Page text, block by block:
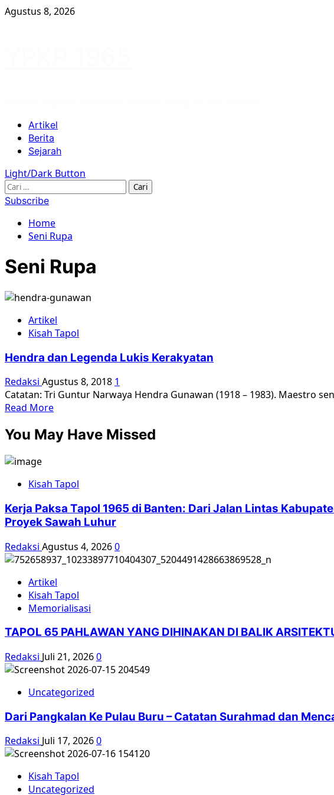
Skip
Agustus 8, 2026
Primary
Menu
Artikel
Berita
Sejarah
Light/Dark Button
Cari
untuk:
Subscribe
Home
Seni Rupa
Seni Rupa
Artikel
Kisah Tapol
Hendra dan Legenda Lukis Kerakyatan
Redaksi Agustus 8, 2018 1
Catatan: Tri Guntur Narwaya Hendra Gunawan (1918 – 1983). Maestro
Read MoreRead
about
Hendra
Lukis
You May Have Missed
Kisah Tapol
Kerja Paksa Tapol 1965 di Banten: Dari Jalan Lintas
Proyek Sawah Luhur
Redaksi Agustus 4, 20260
Artikel
Kisah Tapol
Memorialisasi
TAPOL 65 PAHLAWAN YANG DIHINAKAN DI BALIK
Redaksi Juli 21, 20260
Uncategorized
Dari Pangkalan Ke Pulau Buru – Catatan Surahmad dan
Redaksi Juli 17, 20260
Kisah Tapol
Uncategorized